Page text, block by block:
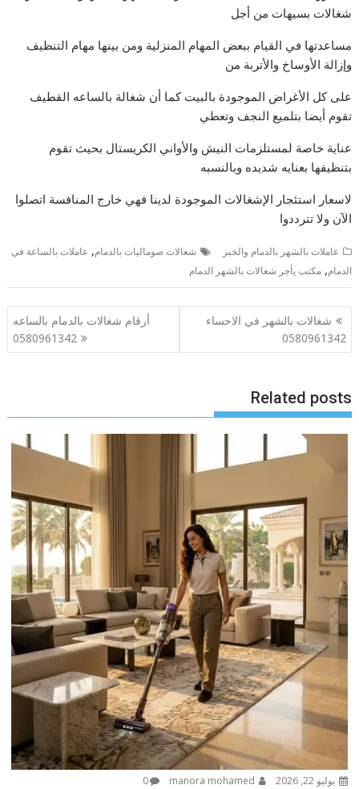
شغالات بسيهات من أجل
مساعدتها في القيام ببعض المهام المنزلية ومن بينها مهام التنظيف
وإزالة الأوساخ والأتربة من
على كل الأغراض الموجودة بالبيت كما أن شغالة بالساعه القطيف
تقوم أيضا بتلميع النجف وتعطي
عناية خاصة لمستلزمات النيش والأواني الكريستال بحيث تقوم
بتنظيفها بعنايه شديده وبالنسبه
لاسعار استئجار الإشغالات الموجودة لدينا فهي خارج المنافسة اتصلوا
الآن ولا تترددوا
عاملات بالشهر بالدمام والخبر شغالات صوماليات بالدمام, عاملات بالساعة في
الدمام,مكتب يأجر شغالات بالشهر الدمام
تصفّح
المقالات
شغالات بالشهر في الاحساء
0580961342
أرقام شغالات بالدمام بالساعه
0580961342
Related posts
يوليو 22, 2026 0